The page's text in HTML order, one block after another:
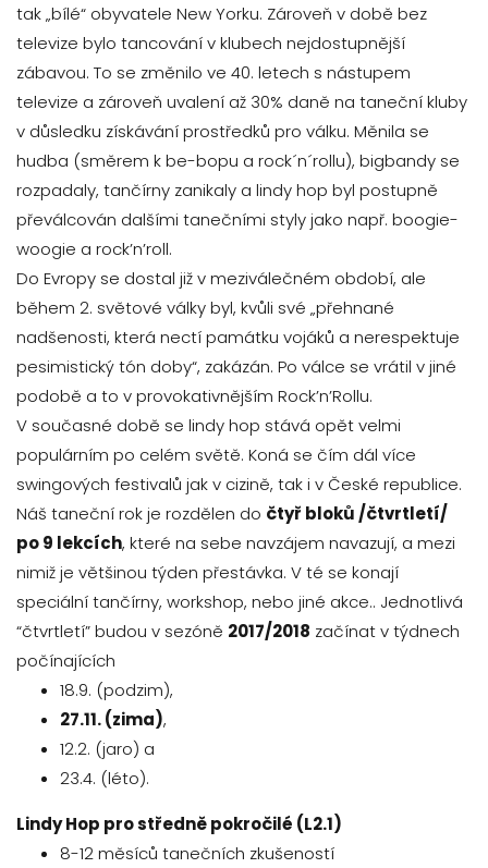
tak „bílé“ obyvatele New Yorku. Zároveň v době bez
televize bylo tancování v klubech nejdostupnější
zábavou. To se změnilo ve 40. letech s nástupem
televize a zároveň uvalení až 30% daně na taneční kluby
v důsledku získávání prostředků pro válku. Měnila se
hudba (směrem k be-bopu a rock´n´rollu), bigbandy se
rozpadaly, tančírny zanikaly a lindy hop byl postupně
převálcován dalšími tanečními styly jako např. boogie-
woogie a rock’n’roll.
Do Evropy se dostal již v meziválečném období, ale
během 2. světové války byl, kvůli své „přehnané
nadšenosti, která nectí památku vojáků a nerespektuje
pesimistický tón doby“, zakázán. Po válce se vrátil v jiné
podobě a to v provokativnějším Rock’n’Rollu.
V současné době se lindy hop stává opět velmi
populárním po celém světě. Koná se čím dál více
swingových festivalů jak v cizině, tak i v České republice.
Náš taneční rok je rozdělen do čtyř bloků /čtvrtletí/
po 9 lekcích, které na sebe navzájem navazují, a mezi
nimiž je většinou týden přestávka. V té se konají
speciální tančírny, workshop, nebo jiné akce.. Jednotlivá
“čtvrtletí” budou v sezóně 2017/2018 začínat v týdnech
počínajících
18.9. (podzim),
27.11. (zima),
12.2. (jaro) a
23.4. (léto).
Lindy Hop pro středně pokročilé (L2.1)
8-12 měsíců tanečních zkušeností